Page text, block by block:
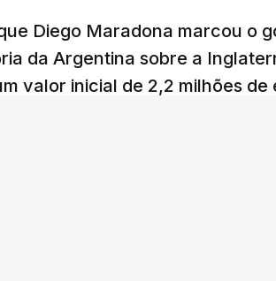
Diego Maradona marcou o
da Argentina sobre a
valor inicial de 2,2 milhões de